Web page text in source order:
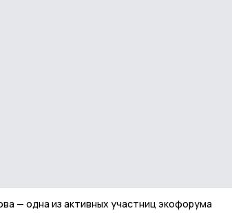
— одна из активных участниц экофорума